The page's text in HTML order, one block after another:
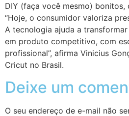
DIY (faça você mesmo) bonitos,
“Hoje, o consumidor valoriza
A tecnologia ajuda a
em produto competitivo, com
profissional”, afirma Vinicius
Cricut no Brasil.
Deixe um
O seu endereço de e-mail não